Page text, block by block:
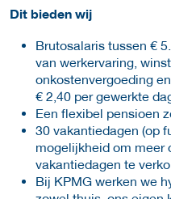
Dit bieden wij
Brutosalaris tussen €
van werkervaring,
onkostenvergoeding
€ 2,40 per gewerkte
Een flexibel pensioen
30 vakantiedagen (op
mogelijkheid om meer
vakantiedagen te
Bij KPMG werken we